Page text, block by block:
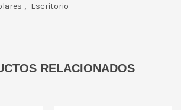
, Escritorio
RELACIONADOS